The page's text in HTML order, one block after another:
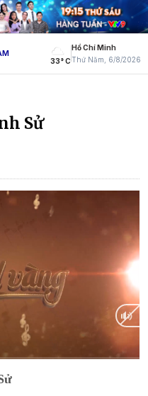
33° C
Hồ Chí Minh
Thứ Năm, 6/8/2026
Sử